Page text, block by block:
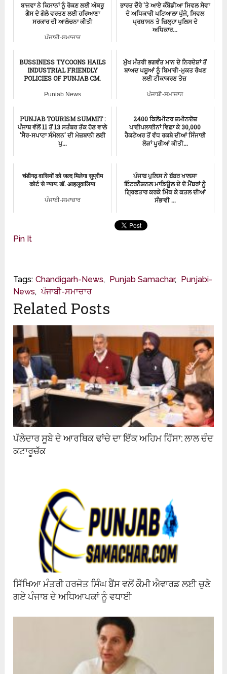
ਬਾਜਵਾ ਨੇ ਕਿਸਾਨਾਂ ਨੂੰ ਰੋਕਣ ਲਈ ਅੱਥਰੂ
ਗੈਸ ਦੇ ਗੋਲੇ ਵਰਤਣ ਲਈ ਹਰਿਆਣਾ
ਸਰਕਾਰ ਦੀ ਆਲੋਚਨਾ ਕੀਤੀ
ਪੰਜਾਬੀ-ਸਮਾਚਾਰ
ਭਾਰਤ ਦੌਰੇ 'ਤੇ ਆਏ ਕੰਬੋਡੀਆ ਸਿਵਲ ਸੇਵਾ
ਦੇ ਅਧਿਕਾਰੀ ਪਟਿਆਲਾ ਪੁੱਜੇ, ਸਿਵਲ
ਪ੍ਰਸ਼ਾਸਨ ਤੇ ਜ਼ਿਲ੍ਹਾ ਪੁਲਿਸ ਦੇ
ਅਧਿਕਾਰ...
BUSSINESS TYCOONS HAILS
INDUSTRIAL FRIENDLY
POLICIES OF PUNJAB CM.
Punjab News
ਮੁੱਖ ਮੰਤਰੀ ਭਗਵੰਤ ਮਾਨ ਦੇ ਨਿਰਦੇਸ਼ਾਂ ਤੋਂ
ਬਾਅਦ ਪਸ਼ੂਆਂ ਨੂੰ ਬਿਮਾਰੀ-ਮੁਕਤ ਰੱਖਣ
ਲਈ ਟੀਕਾਕਰਣ ਤੇਜ਼
ਪੰਜਾਬੀ-ਸਮਾਚਾਰ
PUNJAB TOURISM SUMMIT :
ਪੰਜਾਬ ਵੱਲੋਂ 11 ਤੋਂ 13 ਸਤੰਬਰ ਤੱਕ ਹੋਣ ਵਾਲੇ
'ਸੈਰ-ਸਪਾਟਾ ਸੰਮੇਲਨ' ਦੀ ਮੇਜ਼ਬਾਨੀ ਲਈ
ਪੁ...
2400 ਕਿਲੋਮੀਟਰ ਜ਼ਮੀਨਦੋਜ਼
ਪਾਈਪਲਾਈਨਾਂ ਵਿਛਾ ਕੇ 30,000
ਹੈਕਟੇਅਰ ਤੋਂ ਵੱਧ ਰਕਬੇ ਦੀਆਂ ਸਿੰਜਾਈ
ਲੋੜਾਂ ਪੂਰੀਆਂ ਕੀਤੀ...
चंडीगढ़ वासियों को जल्द मिलेगा सुप्रीम
कोर्ट से न्याय: डॉ. आहलूवालिया
ਪੰਜਾਬੀ-ਸਮਾਚਾਰ
ਪੰਜਾਬ ਪੁਲਿਸ ਨੇ ਬੱਬਰ ਖਾਲਸਾ
ਇੰਟਰਨੈਸ਼ਨਲ ਮਾਡਿਊਲ ਦੇ ਦੋ ਮੈਂਬਰਾਂ ਨੂੰ
ਗ੍ਰਿਫਤਾਰ ਕਰਕੇ ਮਿੱਥ ਕੇ ਕਤਲ ਦੀਆਂ
ਸੰਭਾਵੀ ...
Pin It
Tags: Chandigarh-News, Punjab Samachar, Punjabi-
News, ਪੰਜਾਬੀ-ਸਮਾਚਾਰ
Related Posts
ਪੱਲੇਦਾਰ ਸੂਬੇ ਦੇ ਆਰਥਿਕ ਢਾਂਚੇ ਦਾ ਇੱਕ ਅਹਿਮ ਹਿੱਸਾ: ਲਾਲ ਚੰਦ
ਕਟਾਰੂਚੱਕ
ਸਿੱਖਿਆ ਮੰਤਰੀ ਹਰਜੋਤ ਸਿੰਘ ਬੈਂਸ ਵਲੋਂ ਕੌਮੀ ਐਵਾਰਡ ਲਈ ਚੁਣੇ
ਗਏ ਪੰਜਾਬ ਦੇ ਅਧਿਆਪਕਾਂ ਨੂੰ ਵਧਾਈ